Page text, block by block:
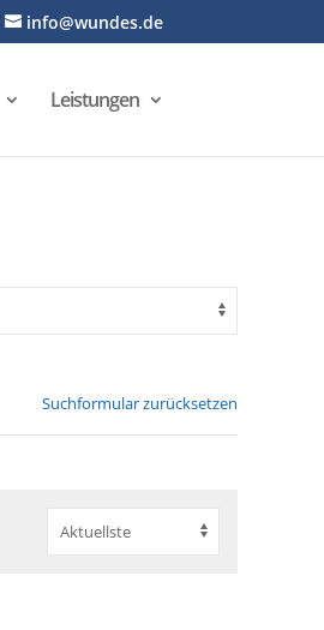
info@wundes.de
Leistungen
Suchformular zurücksetzen